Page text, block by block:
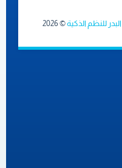
البدر للنظم الذكية© 2026